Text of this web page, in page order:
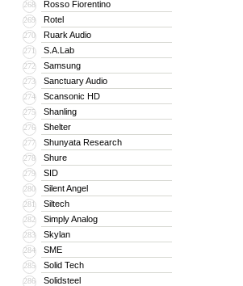
268 Rosso Fiorentino
269 Rotel
270 Ruark Audio
271 S.A.Lab
272 Samsung
273 Sanctuary Audio
274 Scansonic HD
275 Shanling
276 Shelter
277 Shunyata Research
278 Shure
279 SID
280 Silent Angel
281 Siltech
282 Simply Analog
283 Skylan
284 SME
285 Solid Tech
286 Solidsteel